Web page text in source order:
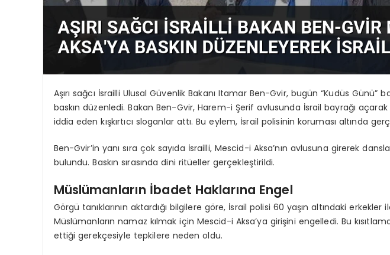
Aşırı sağcı İsrailli Ulusal Güvenlik Bakanı Itamar Ben-Gvir, bugün “Kudüs Günü”
baskın düzenledi. Bakan Ben-Gvir, Harem-i Şerif avlusunda İsrail bayrağı
iddia eden kışkırtıcı sloganlar attı. Bu eylem, İsrail polisinin koruması altında
Ben-Gvir’in yanı sıra çok sayıda İsrailli, Mescid-i Aksa’nın avlusuna girerek
bulundu. Baskın sırasında dini ritüeller gerçekleştirildi.
Müslümanların İbadet Haklarına Engel
Görgü tanıklarının aktardığı bilgilere göre, İsrail polisi 60 yaşın altındaki erkekler
Müslümanların namaz kılmak için Mescid-i Aksa’ya girişini engelledi. Bu
ettiği gerekçesiyle tepkilere neden oldu.